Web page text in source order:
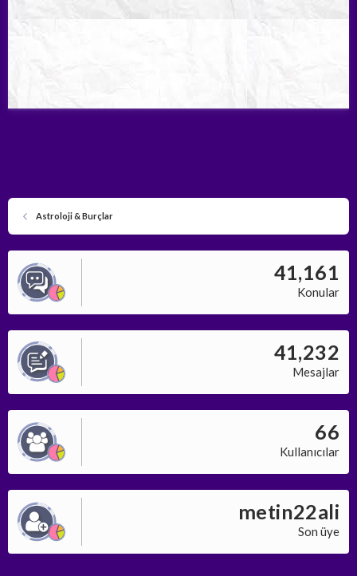
Astroloji & Burçlar
41,161
Konular
41,232
Mesajlar
66
Kullanıcılar
metin22ali
Son üye